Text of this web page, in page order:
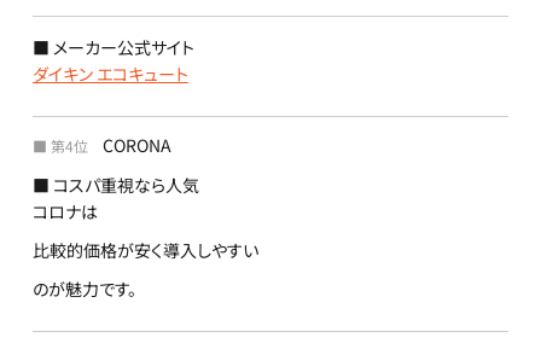
■ メーカー公式サイト
ダイキン エコキュート
■ 第4位 CORONA
■ コスパ重視なら人気
コロナは
比較的価格が安く導入しやすい
のが魅力です。